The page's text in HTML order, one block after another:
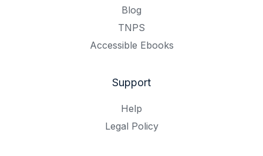
Blog
TNPS
Accessible Ebooks
Support
Help
Legal Policy